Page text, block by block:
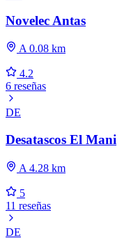
Novelec Antas
A 0.08 km
4.2
6 reseñas
DE
Desatascos El Mani
A 4.28 km
5
11 reseñas
DE